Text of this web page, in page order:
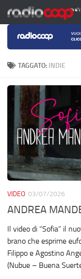
Salta al contenuto
TAGGATO: INDIE
VIDEO 03/07/2026
ANDREA
Il video di “Sofia” il
brano che esprime
Filippo e Agostino
(Nubue – Buena